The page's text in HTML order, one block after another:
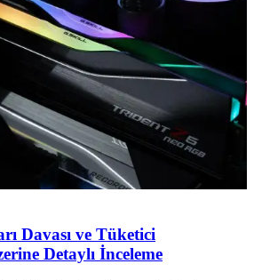
Davası ve Tüketici
Detaylı İnceleme